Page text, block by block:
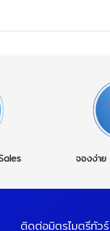
จองง่าย
ติดต่อมิตรไมตรีทัวร์